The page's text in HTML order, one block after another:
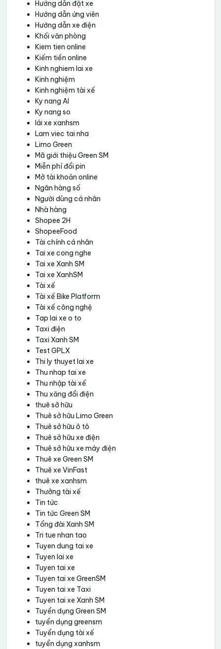
Hướng dẫn đặt xe
Hướng dẫn ứng viên
Hướng dẫn xe điện
Khối văn phòng
Kiem tien online
Kiếm tiền online
Kinh nghiem lai xe
Kinh nghiệm
Kinh nghiệm tài xế
Ky nang AI
Ky nang so
lái xe xanhsm
Lam viec tai nha
Limo Green
Mã giới thiệu Green SM
Miễn phí đổi pin
Mở tài khoản online
Ngân hàng số
Người dùng cá nhân
Nhà hàng
Shopee 2H
ShopeeFood
Tài chính cá nhân
Tai xe cong nghe
Tai xe Xanh SM
Tai xe XanhSM
Tài xế
Tài xế Bike Platform
Tài xế công nghệ
Tap lai xe o to
Taxi điện
Taxi Xanh SM
Test GPLX
Thi ly thuyet lai xe
Thu nhap tai xe
Thu nhập tài xế
Thu xăng đổi điện
thuê sở hữu
Thuê sở hữu Limo Green
Thuê sở hữu ô tô
Thuê sở hữu xe điện
Thuê sở hữu xe máy điện
Thuê xe Green SM
Thuê xe VinFast
thuê xe xanhsm
Thưởng tài xế
Tin tức
Tin tức Green SM
Tổng đài Xanh SM
Tri tue nhan tao
Tuyen dung tai xe
Tuyen lai xe
Tuyen tai xe
Tuyen tai xe GreenSM
Tuyen tai xe Taxi
Tuyen tai xe Xanh SM
Tuyển dụng Green SM
tuyển dụng greensm
Tuyển dụng tài xế
tuyển dụng xanhsm